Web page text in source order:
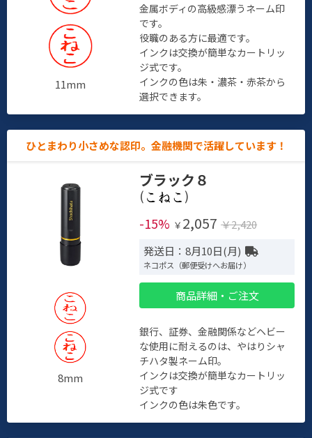
11mm
金属ボディの高級感漂うネーム印
です。
役職のある方に最適です。
インクは交換が簡単なカートリッ
ジ式です。
インクの色は朱・濃茶・赤茶から
選択できます。
ひとまわり小さめな認印。金融機関で活躍しています！
8mm
ブラック８
(
)
-15% ￥ 2,057 ￥2,420
発送日：8月10日(月)
ネコポス（郵便受けへお届け）
商品詳細・ご注文
銀行、証券、金融関係などヘビー
な使用に耐えるのは、やはりシャ
チハタ製ネーム印。
インクは交換が簡単なカートリッ
ジ式です
インクの色は朱色です。